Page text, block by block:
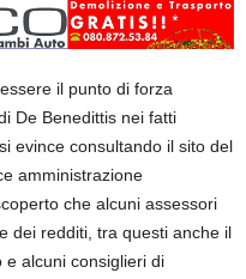
il punto di forza
De Benedittis nei fatti
evince consultando il sito del
amministrazione
che alcuni assessori
dei redditi, tra questi anche il
e alcuni consiglieri di